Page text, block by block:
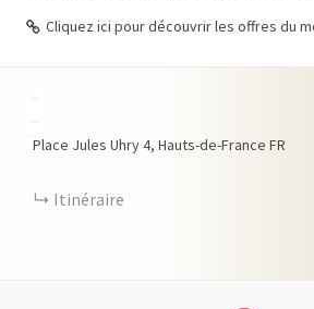
Cliquez ici pour découvrir les offres du
Place Jules Uhry4 Hauts-de-France FR
Itinéraire